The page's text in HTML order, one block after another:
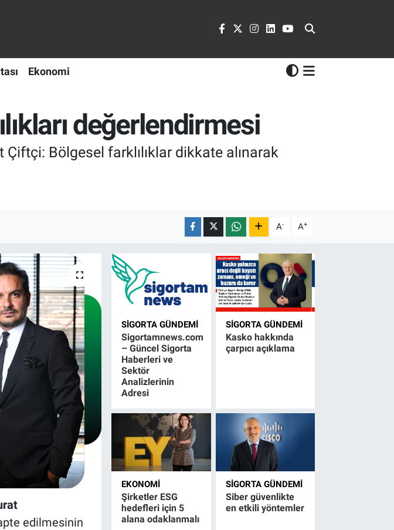
Ekonomi
değerlendirmesi
Bölgesel farklılıklar dikkate alınarak
A- A+
edilmesinin
SIGORTA GÜNDEMI
Sigortamnews.com
– Güncel Sigorta
Haberleri ve
Sektör
Analizlerinin
Adresi
SIGORTA GÜNDEMI
Kasko hakkında
çarpıcı açıklama
EKONOMI
Şirketler ESG
hedefleri için 5
alana odaklanmalı
SIGORTA GÜNDEMI
Siber güvenlikte
en etkili yöntemler